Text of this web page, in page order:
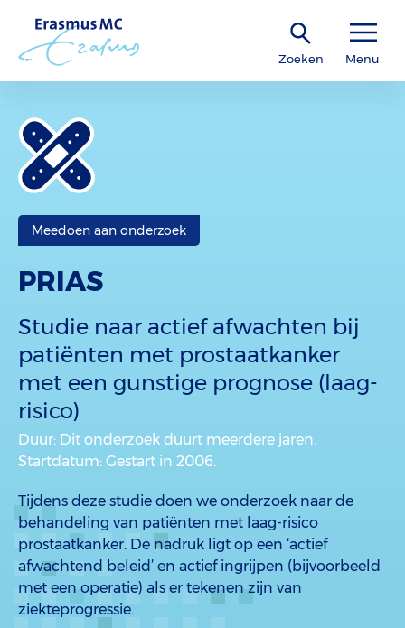
Zoeken Menu
Meedoen aan onderzoek
PRIAS
Studie naar actief afwachten bij
patiënten met prostaatkanker
met een gunstige prognose (laag-
risico)
Duur: Dit onderzoek duurt meerdere jaren.
Startdatum: Gestart in 2006.
Tijdens deze studie doen we onderzoek naar de
behandeling van patiënten met laag-risico
prostaatkanker. De nadruk ligt op een ‘actief
afwachtend beleid’ en actief ingrijpen (bijvoorbeeld
met een operatie) als er tekenen zijn van
ziekteprogressie.